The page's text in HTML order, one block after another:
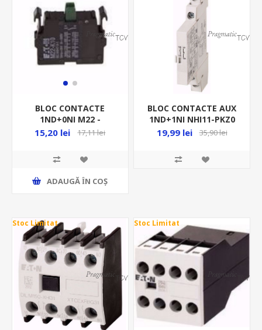
BLOC CONTACTE
1ND+0NI M22 -
BUTON/SELECTOR C-DA
15,20 lei 17,11 lei
ADAUGĂ ȊN COŞ
BLOC CONTACTE AUX
1ND+1NI NHI11-PKZ0
72896
19,99 lei 35,90 lei
Stoc Limitat Stoc Limitat